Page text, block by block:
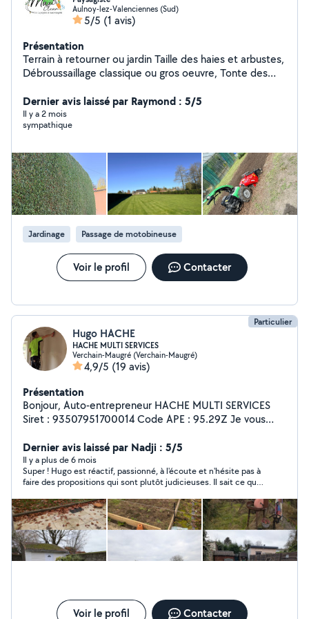
Aulnoy-lez-Valenciennes (Sud)
5/5 (1 avis)
Présentation
Terrain à retourner ou jardin Taille des haies et arbustes,
Débroussaillage classique ou gros oeuvre, Tonte des
réalisation de gazons, Aménagement des sols, . Contrat
d'entretien possible également. Reconnu service à la
personne 50% de crédits d'impôts pour travaux
voulez tout simplement profiter de votre temps libre On
s'occupe de tout, votre tranquillité et votre satisfaction
sont notre priorité. À bientôt Maxi Clean
Dernier avis laissé par Raymond : 5/5
Il y a 2 mois
sympathique
Jardinage Passage de motobineuse
Voir le profil Contacter
Particulier
Hugo HACHE
HACHE MULTI SERVICES
Verchain-Maugré (Verchain-Maugré)
4,9/5 (19 avis)
Présentation
Bonjour, Auto-entrepreneur HACHE MULTI SERVICES
Siret : 93507951700014 Code APE : 95.29Z Je vous
extérieurs (tonte, taille de haie, débroussaillage,
labourage, nettoyage des gouttières, peinture, Karcher,
etc...). - Petits travaux d'intérieur (peinture, montage
démontage de meubles, finition etc...). - Débarassage
déchets. - Nettoyage régulier ou gros nettoyage
(remise en état du logement). N'hésitez pas à me
contacter par message. Au plaisir de répondre à vos
besoins. Bien cordialement Hugo HACHE HACHE MULTI
SERVICES 06-17-95-04-04
Dernier avis laissé par Nadji : 5/5
Il y a plus de 6 mois
Super ! Hugo est réactif, passionné, à l'écoute et n'hésite pas à
faire des propositions qui sont plutôt judicieuses. Il sait ce qu'il
Voir le profil Contacter